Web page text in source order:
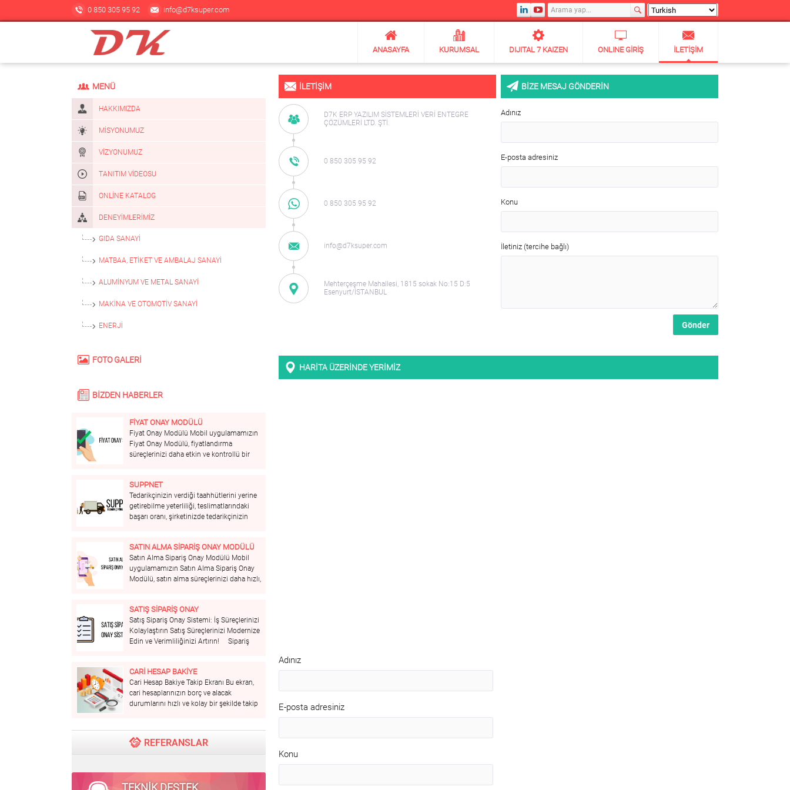
0 850 305 95 92 info@d7ksuper.com
ANASAYFA KURUMSAL DIJITAL 7 KAIZEN ONLINE GIRIŞ İLETIŞIM
İLETIŞIM
D7K ERP YAZILIM SİSTEMLERİ VERİ ENTEGRE
ÇÖZÜMLERİ LTD. ŞTİ.
0 850 305 95 92
0 850 305 95 92
info@d7ksuper.com
Mehterçeşme Mahallesi, 1815 sokak No:15 D:5
Esenyurt/İSTANBUL
BİZE MESAJ GÖNDERİN
Adınız
E-posta adresiniz
Konu
İletiniz (tercihe bağlı)
HARİTA ÜZERİNDE YERİMİZ
Adınız
E-posta adresiniz
Konu
MENÜ
HAKKIMIZDA
MISYONUMUZ
VIZYONUMUZ
TANITIM VIDEOSU
ONLINE KATALOG
DENEYIMLERIMIZ
GIDA SANAYI
MATBAA, ETIKET VE AMBALAJ SANAYI
ALUMİNYUM VE METAL SANAYİ
MAKİNA VE OTOMOTİV SANAYİ
ENERJI
FOTO GALERİ
BİZDEN HABERLER
FİYAT ONAY MODÜLÜ
Fiyat Onay Modülü Mobil uygulamamızın
Fiyat Onay Modülü, fiyatlandırma
süreçlerinizi daha etkin ve kontrollü bir
minimize eder ve kârlılığınızı artırmanıza
yardımcı olur. Öne Çıkan Özellikler:
Merkezi Yönetim: Tüm fiyat...
SUPPNET
Tedarikçinizin verdiği taahhütlerini yerine
getirebilme yeterliliği, teslimatlarındaki
başarı oranı, şirketinizde tedarikçinizin
anlamda ucuz yada pahalı ve benzeri
birçok kritere göre tedarikçilerinizi
değerlendirebileceğiniz TEK Platformu
size sunuyoruz. Belge Kontrolleri ve
SATIN ALMA SİPARİŞ ONAY MODÜLÜ
Satın Alma Sipariş Onay Modülü Mobil
uygulamamızın Satın Alma Sipariş Onay
Modülü, satın alma süreçlerinizi daha hızlı,
kolayca takip etmenizi, onay süreçlerini
dijitalleştirmenizi ve tedarik zincirinizi
optimize etmenizi sağlar. Öne...
SATIŞ SİPARİŞ ONAY
Satış Sipariş Onay Sistemi: İş Süreçlerinizi
Kolaylaştırın Satış Süreçlerinizi Modernize
Edin ve Verimliliğinizi Artırın! Sipariş
süreçlerinizi kolaylaştırın ve iş
verimliliğinizi artırın. İşte sistemimizin
sunduğu bazı avantajlar: Hızlı...
CARİ HESAP BAKİYE
Cari Hesap Bakiye Takip Ekranı Bu ekran,
cari hesaplarınızın borç ve alacak
durumlarını hızlı ve kolay bir şekilde takip
çubuğu ile istediğiniz cari hesabı hızlıca
bulabilirsiniz. Hesap Detayları:...
REFERANSLAR
TEKNİK DESTEK